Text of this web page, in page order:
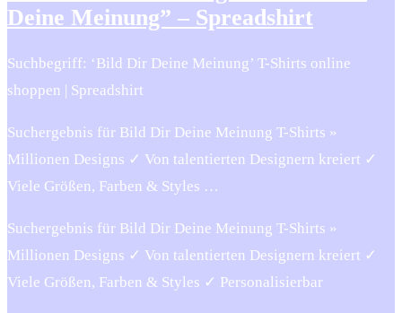
Deine Meinung” – Spreadshirt
Suchbegriff: ‘Bild Dir Deine Meinung’ T-Shirts online
shoppen | Spreadshirt
Suchergebnis für Bild Dir Deine Meinung T-Shirts »
Millionen Designs ✓ Von talentierten Designern kreiert ✓
Viele Größen, Farben & Styles …
Suchergebnis für Bild Dir Deine Meinung T-Shirts »
Millionen Designs ✓ Von talentierten Designern kreiert ✓
Viele Größen, Farben & Styles ✓ Personalisierbar